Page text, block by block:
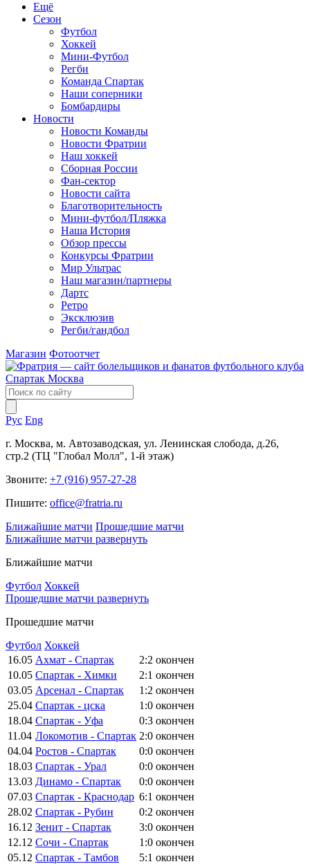
Ещё
Сезон
Футбол
Хоккей
Мини-Футбол
Регби
Команда Спартак
Наши соперники
Бомбардиры
Новости
Новости Команды
Новости Фратрии
Наш хоккей
Сборная России
Фан-cектор
Новости сайта
Благотворительность
Мини-футбол/Пляжка
Наша История
Обзор прессы
Конкурсы Фратрии
Мир Ультрас
Наш магазин/партнеры
Дартс
Ретро
Эксклюзив
Регби/гандбол
Магазин Фотоотчет
Рус Eng
г. Москва, м. Автозаводская, ул. Ленинская слобода, д.26,
стр.2 (ТЦ "Глобал Молл", 1-й этаж)
Звоните: +7 (916) 957-27-28
Пишите: office@fratria.ru
Ближайшие матчи Прошедшие матчи
Ближайшие матчи развернуть
Ближайшие матчи
Футбол Хоккей
Прошедшие матчи развернуть
Прошедшие матчи
Футбол Хоккей
16.05 Ахмат - Спартак 2:2 окончен
10.05 Спартак - Химки 2:1 окончен
03.05 Арсенал - Спартак 1:2 окончен
25.04 Спартак - цска 1:0 окончен
18.04 Спартак - Уфа 0:3 окончен
11.04 Локомотив - Спартак 2:0 окончен
04.04 Ростов - Спартак 0:0 окончен
18.03 Спартак - Урал 0:0 окончен
13.03 Динамо - Спартак 0:0 окончен
07.03 Спартак - Краснодар 6:1 окончен
28.02 Спартак - Рубин 0:2 окончен
16.12 Зенит - Спартак 3:0 окончен
12.12 Сочи - Спартак 1:0 окончен
05.12 Спартак - Тамбов 5:1 окончен